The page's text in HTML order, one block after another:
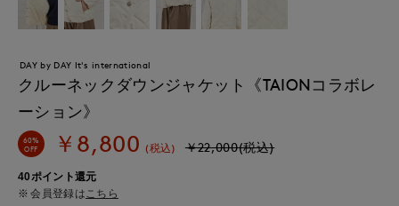
DAY by DAY It's international
クルーネックダウンジャケット《TAIONコラボレ
ーション》
60%
OFF
￥8,800 (税込) ￥22,000(税込)
40ポイント還元
会員登録は こちら